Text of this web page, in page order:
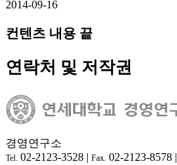
2014-09-16
컨텐츠 내용 끝
연락처 및 저작권
경영연구소
Tel. 02-2123-3528 | Fax. 02-2123-8578 |